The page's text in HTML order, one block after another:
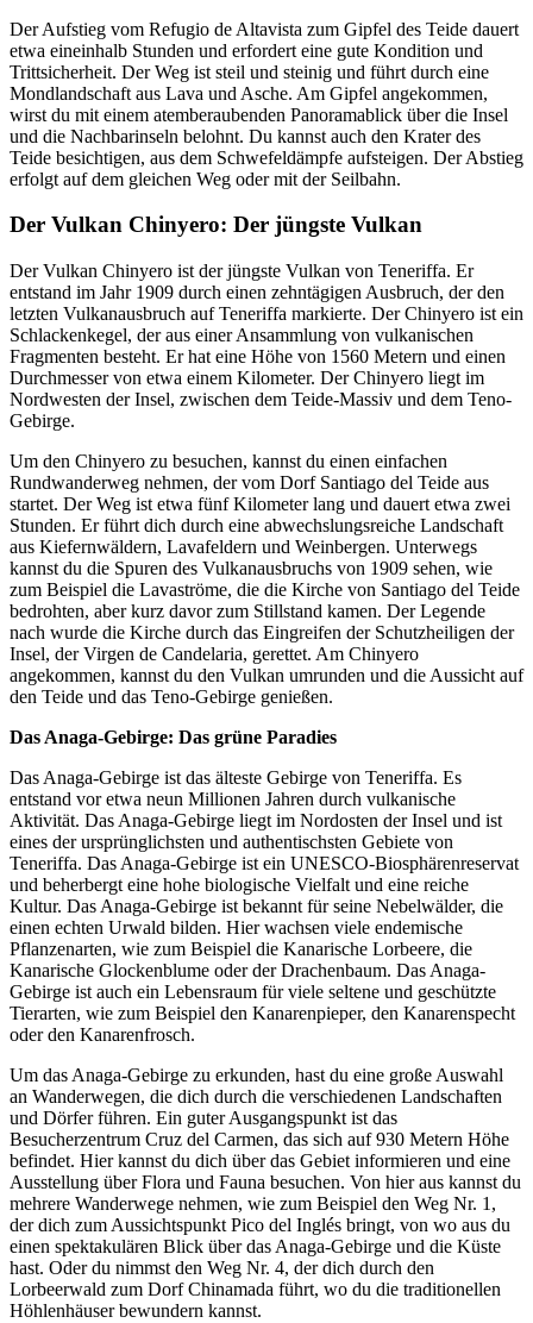
Der Aufstieg vom Refugio de Altavista zum Gipfel des Teide dauert
etwa eineinhalb Stunden und erfordert eine gute Kondition und
Trittsicherheit. Der Weg ist steil und steinig und führt durch eine
Mondlandschaft aus Lava und Asche. Am Gipfel angekommen,
wirst du mit einem atemberaubenden Panoramablick über die Insel
und die Nachbarinseln belohnt. Du kannst auch den Krater des
Teide besichtigen, aus dem Schwefeldämpfe aufsteigen. Der Abstieg
erfolgt auf dem gleichen Weg oder mit der Seilbahn.
Der Vulkan Chinyero: Der jüngste Vulkan
Der Vulkan Chinyero ist der jüngste Vulkan von Teneriffa. Er
entstand im Jahr 1909 durch einen zehntägigen Ausbruch, der den
letzten Vulkanausbruch auf Teneriffa markierte. Der Chinyero ist ein
Schlackenkegel, der aus einer Ansammlung von vulkanischen
Fragmenten besteht. Er hat eine Höhe von 1560 Metern und einen
Durchmesser von etwa einem Kilometer. Der Chinyero liegt im
Nordwesten der Insel, zwischen dem Teide-Massiv und dem Teno-
Gebirge.
Um den Chinyero zu besuchen, kannst du einen einfachen
Rundwanderweg nehmen, der vom Dorf Santiago del Teide aus
startet. Der Weg ist etwa fünf Kilometer lang und dauert etwa zwei
Stunden. Er führt dich durch eine abwechslungsreiche Landschaft
aus Kiefernwäldern, Lavafeldern und Weinbergen. Unterwegs
kannst du die Spuren des Vulkanausbruchs von 1909 sehen, wie
zum Beispiel die Lavaströme, die die Kirche von Santiago del Teide
bedrohten, aber kurz davor zum Stillstand kamen. Der Legende
nach wurde die Kirche durch das Eingreifen der Schutzheiligen der
Insel, der Virgen de Candelaria, gerettet. Am Chinyero
angekommen, kannst du den Vulkan umrunden und die Aussicht auf
den Teide und das Teno-Gebirge genießen.
Das Anaga-Gebirge: Das grüne Paradies
Das Anaga-Gebirge ist das älteste Gebirge von Teneriffa. Es
entstand vor etwa neun Millionen Jahren durch vulkanische
Aktivität. Das Anaga-Gebirge liegt im Nordosten der Insel und ist
eines der ursprünglichsten und authentischsten Gebiete von
Teneriffa. Das Anaga-Gebirge ist ein UNESCO-Biosphärenreservat
und beherbergt eine hohe biologische Vielfalt und eine reiche
Kultur. Das Anaga-Gebirge ist bekannt für seine Nebelwälder, die
einen echten Urwald bilden. Hier wachsen viele endemische
Pflanzenarten, wie zum Beispiel die Kanarische Lorbeere, die
Kanarische Glockenblume oder der Drachenbaum. Das Anaga-
Gebirge ist auch ein Lebensraum für viele seltene und geschützte
Tierarten, wie zum Beispiel den Kanarenpieper, den Kanarenspecht
oder den Kanarenfrosch.
Um das Anaga-Gebirge zu erkunden, hast du eine große Auswahl
an Wanderwegen, die dich durch die verschiedenen Landschaften
und Dörfer führen. Ein guter Ausgangspunkt ist das
Besucherzentrum Cruz del Carmen, das sich auf 930 Metern Höhe
befindet. Hier kannst du dich über das Gebiet informieren und eine
Ausstellung über Flora und Fauna besuchen. Von hier aus kannst du
mehrere Wanderwege nehmen, wie zum Beispiel den Weg Nr. 1,
der dich zum Aussichtspunkt Pico del Inglés bringt, von wo aus du
einen spektakulären Blick über das Anaga-Gebirge und die Küste
hast. Oder du nimmst den Weg Nr. 4, der dich durch den
Lorbeerwald zum Dorf Chinamada führt, wo du die traditionellen
Höhlenhäuser bewundern kannst.